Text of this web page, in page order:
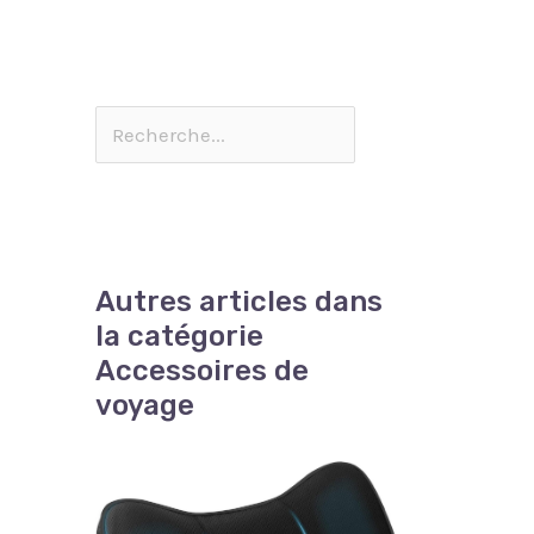
Autres articles dans
la catégorie
Accessoires de
voyage